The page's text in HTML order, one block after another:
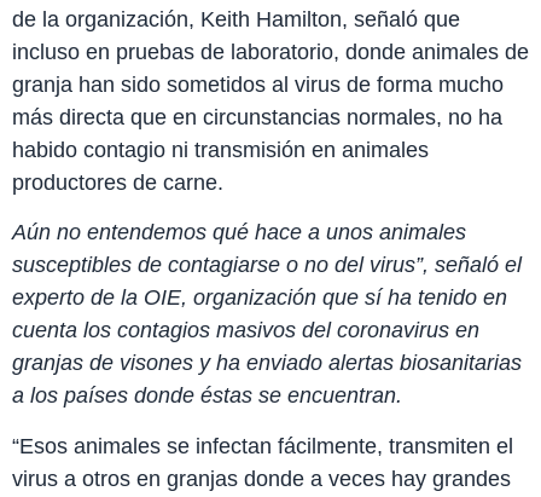
de la organización, Keith Hamilton, señaló que
incluso en pruebas de laboratorio, donde animales de
granja han sido sometidos al virus de forma mucho
más directa que en circunstancias normales, no ha
habido contagio ni transmisión en animales
productores de carne.
Aún no entendemos qué hace a unos animales
susceptibles de contagiarse o no del virus”, señaló el
experto de la OIE, organización que sí ha tenido en
cuenta los contagios masivos del coronavirus en
granjas de visones y ha enviado alertas biosanitarias
a los países donde éstas se encuentran.
“Esos animales se infectan fácilmente, transmiten el
virus a otros en granjas donde a veces hay grandes